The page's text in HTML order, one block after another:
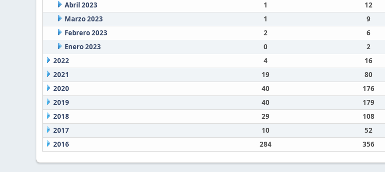
Abril 2023
1 12
Marzo 2023
1 9
Febrero 2023
2 6
Enero 2023
0 2
2022
4 16
2021
19 80
2020
40 176
2019
40 179
2018
29 108
2017
10 52
2016
284 356